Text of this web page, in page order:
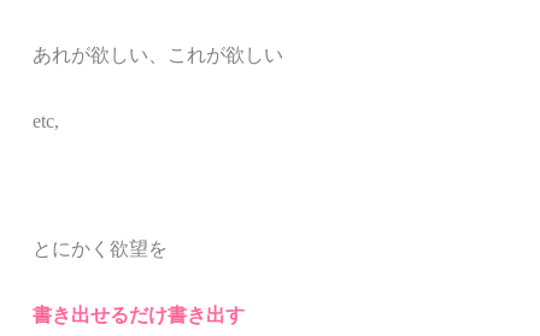
あれが欲しい、これが欲しい
etc,
とにかく欲望を
書き出せるだけ書き出す